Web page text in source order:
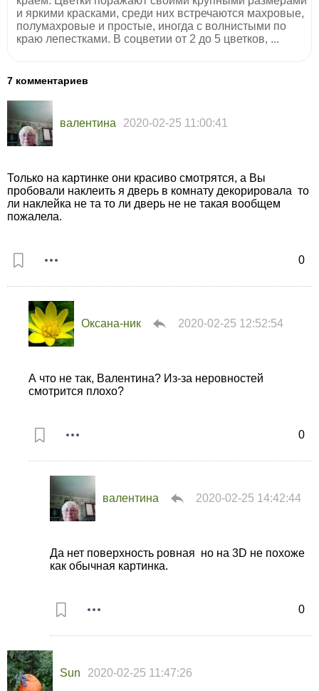
и яркими красками, среди них встречаются махровые,
полумахровые и простые, иногда с волнистыми по
краю лепестками. В соцветии от 2 до 5 цветков, ...
7 комментариев
валентина 2020-02-25 11:00:41
0
Только на картинке они красиво смотрятся, а Вы
пробовали наклеить я дверь в комнату декорировала то
ли наклейка не та то ли дверь не не такая вообщем
пожалела.
Оксана-ник 2020-02-25 12:52:54
0
А что не так, Валентина? Из-за неровностей
смотрится плохо?
валентина 2020-02-25 14:42:44
0
Да нет поверхность ровная но на 3D не похоже
как обычная картинка.
Sun 2020-02-25 11:47:26